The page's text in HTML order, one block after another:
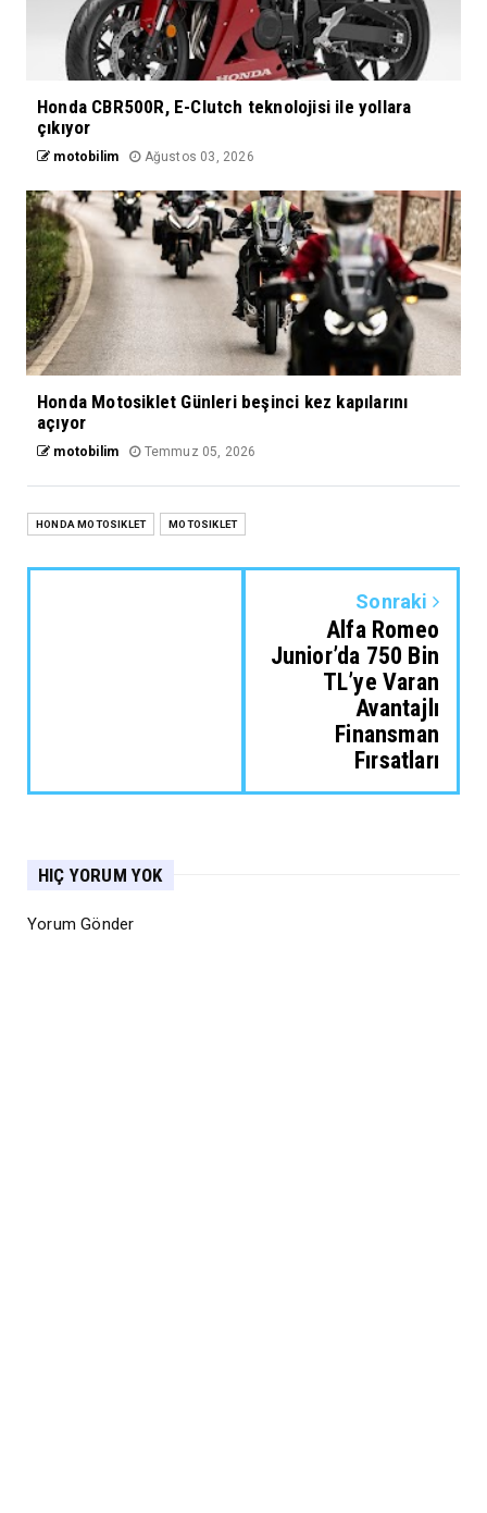
Honda CBR500R, E-Clutch teknolojisi ile yollara
çıkıyor
motobilim Ağustos 03, 2026
Honda Motosiklet Günleri beşinci kez kapılarını
açıyor
motobilim Temmuz 05, 2026
HONDA MOTOSIKLET MOTOSIKLET
Sonraki
Alfa Romeo
Junior’da 750 Bin
TL’ye Varan
Avantajlı
Finansman
Fırsatları
HIÇ YORUM YOK
Yorum Gönder